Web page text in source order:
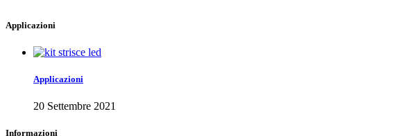
Applicazioni
Applicazioni
20 Settembre 2021
Informazioni